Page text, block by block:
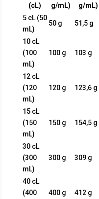
(cL)
g/mL)
g/mL)
5 cL (50
mL)
50 g 51,5 g
10 cL
(100
mL)
100 g 103 g
12 cL
(120
mL)
120 g 123,6 g
15 cL
(150
mL)
150 g 154,5 g
30 cL
(300
mL)
300 g 309 g
40 cL
(400
400 g 412 g